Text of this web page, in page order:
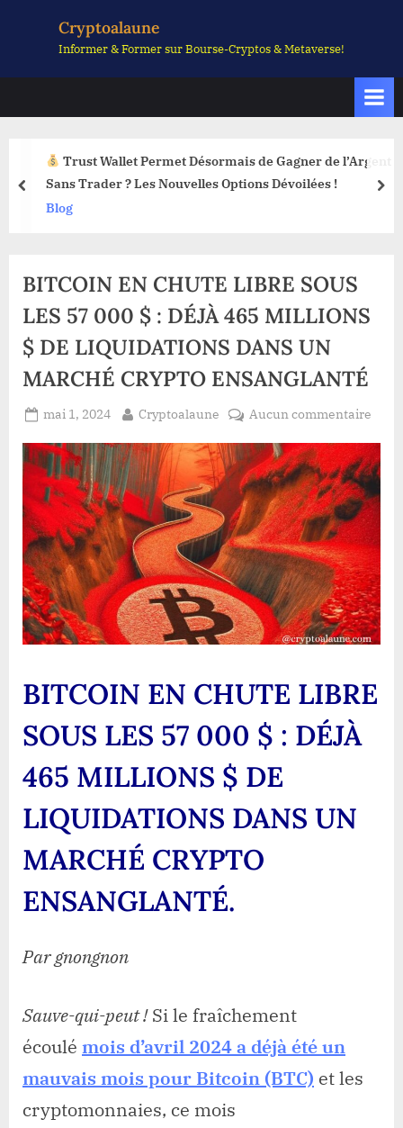
Cryptoalaune
Informer & Former sur Bourse-Cryptos & Metaverse!
La Fonction Sell Limit Débarque sur les Wallets Web3 :
Voici Pourquoi Ça Change Tout !
Blog
prev
BITCOIN EN CHUTE LIBRE SOUS
LES 57 000 $ : DÉJÀ 465 MILLIONS
$ DE LIQUIDATIONS DANS UN
MARCHÉ CRYPTO ENSANGLANTÉ
Posted
mai 1, 2024 By
Cryptoalaune Aucun commentairesur
EN
SOUS
LES
000
$
:
DÉJÀ
$
BITCOIN EN CHUTE LIBRE
SOUS LES 57 000 $ : DÉJÀ
465 MILLIONS $ DE
LIQUIDATIONS DANS UN
MARCHÉ CRYPTO
ENSANGLANTÉ.
Par gnongnon
Sauve-qui-peut !Si le fraîchement
écoulé mois d’avril 2024 a déjà été un
mauvais mois pour Bitcoin (BTC) et les
cryptomonnaies, ce mois